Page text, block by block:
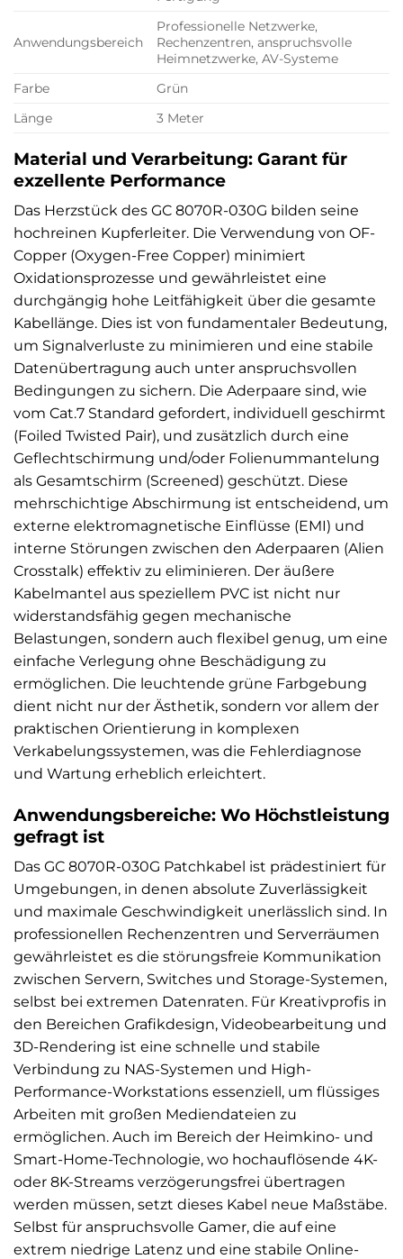
Anwendungsbereich
Professionelle Netzwerke,
Rechenzentren, anspruchsvolle
Heimnetzwerke, AV-Systeme
Farbe
Grün
Länge
3 Meter
Material und Verarbeitung: Garant für
exzellente Performance
Das Herzstück des GC 8070R-030G bilden seine
hochreinen Kupferleiter. Die Verwendung von OF-
Copper (Oxygen-Free Copper) minimiert
Oxidationsprozesse und gewährleistet eine
durchgängig hohe Leitfähigkeit über die gesamte
Kabellänge. Dies ist von fundamentaler Bedeutung,
um Signalverluste zu minimieren und eine stabile
Datenübertragung auch unter anspruchsvollen
Bedingungen zu sichern. Die Aderpaare sind, wie
vom Cat.7 Standard gefordert, individuell geschirmt
(Foiled Twisted Pair), und zusätzlich durch eine
Geflechtschirmung und/oder Folienummantelung
als Gesamtschirm (Screened) geschützt. Diese
mehrschichtige Abschirmung ist entscheidend, um
externe elektromagnetische Einflüsse (EMI) und
interne Störungen zwischen den Aderpaaren (Alien
Crosstalk) effektiv zu eliminieren. Der äußere
Kabelmantel aus speziellem PVC ist nicht nur
widerstandsfähig gegen mechanische
Belastungen, sondern auch flexibel genug, um eine
einfache Verlegung ohne Beschädigung zu
ermöglichen. Die leuchtende grüne Farbgebung
dient nicht nur der Ästhetik, sondern vor allem der
praktischen Orientierung in komplexen
Verkabelungssystemen, was die Fehlerdiagnose
und Wartung erheblich erleichtert.
Anwendungsbereiche: Wo Höchstleistung
gefragt ist
Das GC 8070R-030G Patchkabel ist prädestiniert für
Umgebungen, in denen absolute Zuverlässigkeit
und maximale Geschwindigkeit unerlässlich sind. In
professionellen Rechenzentren und Serverräumen
gewährleistet es die störungsfreie Kommunikation
zwischen Servern, Switches und Storage-Systemen,
selbst bei extremen Datenraten. Für Kreativprofis in
den Bereichen Grafikdesign, Videobearbeitung und
3D-Rendering ist eine schnelle und stabile
Verbindung zu NAS-Systemen und High-
Performance-Workstations essenziell, um flüssiges
Arbeiten mit großen Mediendateien zu
ermöglichen. Auch im Bereich der Heimkino- und
Smart-Home-Technologie, wo hochauflösende 4K-
oder 8K-Streams verzögerungsfrei übertragen
werden müssen, setzt dieses Kabel neue Maßstäbe.
Selbst für anspruchsvolle Gamer, die auf eine
extrem niedrige Latenz und eine stabile Online-